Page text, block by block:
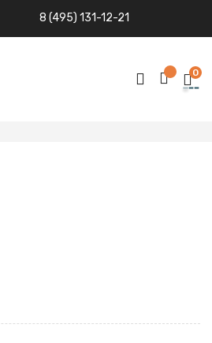
8 (495) 131-12-21
0